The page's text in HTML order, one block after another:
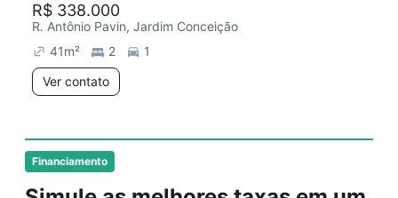
Financiamento
R$ 338.000
R. Antônio Pavin, Jardim Conceição
41m² 2
1
Ver contato